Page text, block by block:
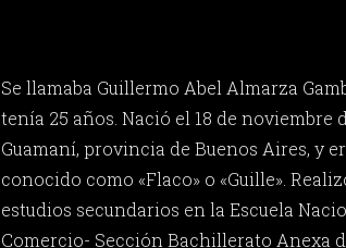
Se llamaba Guillermo Abel Almarza
tenía 25 años. Nació el 18 de noviembre
Guamaní, provincia de Buenos Aires, y
conocido como «Flaco» o «Guille».
estudios secundarios en la Escuela
Comercio- Sección Bachillerato Anexa